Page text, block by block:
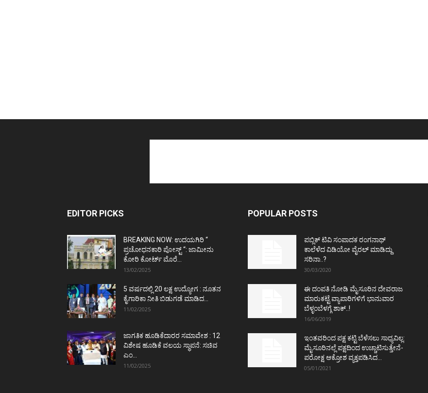
EDITOR PICKS
BREAKING NOW: ಉದಯಗಿರಿ “
ಪ್ರಚೋಧನಕಾರಿ ಪೋಸ್ಟ್‌ “: ಜಾಮೀನು
ಕೋರಿ ಕೋರ್ಟ್‌ ಮೊರೆ...
13/02/2025
5 ವರ್ಷದಲ್ಲಿ 20 ಲಕ್ಷ ಉದ್ಯೋಗ : ನೂತನ
ಕೈಗಾರಿಕಾ ನೀತಿ ಬಿಡುಗಡೆ ಮಾಡಿದ...
11/02/2025
ಜಾಗತಿಕ ಹೂಡಿಕೆದಾರರ ಸಮಾವೇಶ : 12
ವಿಶೇಷ ಹೂಡಿಕೆ ವಲಯ ಸ್ಥಾಪನೆ: ಸಚಿವ
ಎಂ...
11/02/2025
POPULAR POSTS
ಪಬ್ಲಿಕ್ ಟಿವಿ ಸಂಪಾದಕ ರಂಗನಾಥ್
ಕಾಲೆಳೆದ ವಿಡಿಯೋ ವೈರಲ್ ಮಾಡಿದ್ದು
ಸರಿನಾ..?
30/03/2020
ಈ ದಂಪತಿ ನೋಡಿ ಮೈಸೂರಿನ ದೇವರಾಜ
ಮಾರುಕಟ್ಟೆ ವ್ಯಾಪಾರಿಗಳಿಗೆ ಭಾನುವಾರ
ಬೆಳ್ಳಂಬೆಳಗ್ಗೆ ಶಾಕ್..!
16/06/2019
ಇಂತವರಿಂದ ಪಕ್ಷ ಕಟ್ಟಿ ಬೆಳೆಸಲು ಸಾಧ್ಯವಿಲ್ಲ:
ಮೈಸೂರಿನಲ್ಲೆ ಪಕ್ಷದಿಂದ ಉಚ್ಚಾಟಿಸುತ್ತೇನೆ-
ಪರೋಕ್ಷ ಆಕ್ರೋಶ ವ್ಯಕ್ತಪಡಿಸಿದ...
05/01/2021